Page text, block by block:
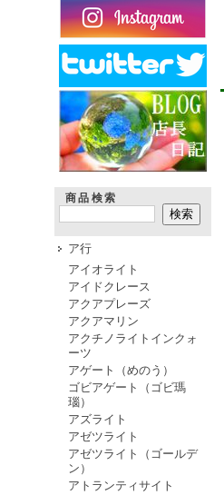
商品検索
ア行
アイオライト
アイドクレース
アクアプレーズ
アクアマリン
アクチノライトインクォ
ーツ
アゲート（めのう）
ゴビアゲート（ゴビ瑪
瑙）
アズライト
アゼツライト
アゼツライト（ゴールデ
ン）
アトランティサイト